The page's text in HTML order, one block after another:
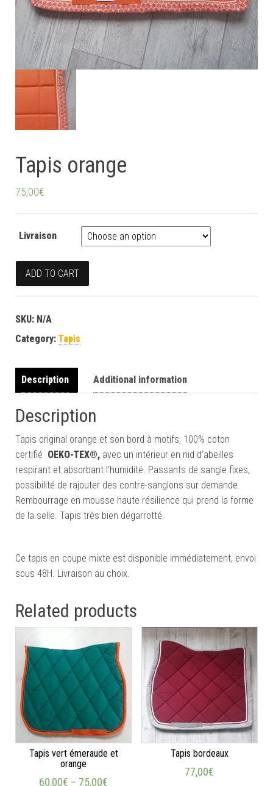
Tapis orange
75,00€
Livraison
Tapis orange quantity
ADD TO CART
SKU: N/A
Category: Tapis
Description Additional information
Description
Tapis original orange et son bord à motifs, 100% coton
certifié OEKO-TEX®, avec un intérieur en nid d’abeilles
respirant et absorbant l’humidité. Passants de sangle fixes,
possibilité de rajouter des contre-sanglons sur demande.
Rembourrage en mousse haute résilience qui prend la forme
de la selle. Tapis très bien dégarrotté.
Ce tapis en coupe mixte est disponible immédiatement, envoi
sous 48H. Livraison au choix.
Related products
Tapis vert émeraude et
orange
60,00€ – 75,00€
Tapis bordeaux
77,00€